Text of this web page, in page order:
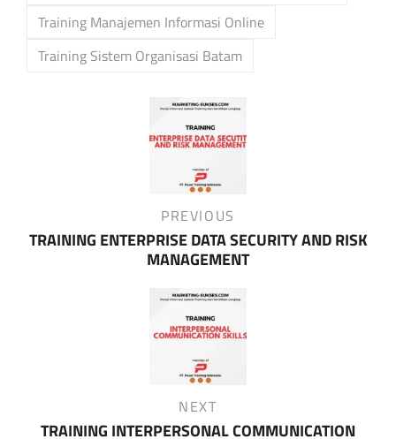
Training Manajemen Informasi Online
Training Sistem Organisasi Batam
Post
PREVIOUS
TRAINING ENTERPRISE DATA SECURITY AND RISK
MANAGEMENT
Post
NEXT
TRAINING INTERPERSONAL COMMUNICATION